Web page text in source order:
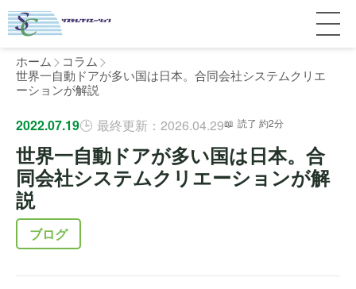
サービス紹介
料金
よくある質問
個人宅
介護・医療施設
ホテル
東京
施工事例
ホーム
コラム
世界一自動ドアが多い国は日本。合同会社システムクリエ
ーションが解説
2022.07.19 最終更新：2026.04.29 読了 約2分
世界一自動ドアが多い国は日本。合
同会社システムクリエーションが解
説
ブログ